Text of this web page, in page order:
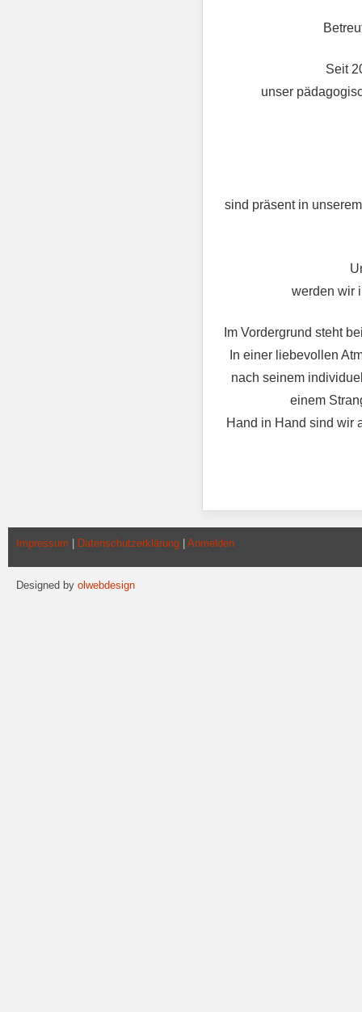
Seit
unser
sind präsent in
werden wir
Im Vordergrund steht
In einer liebevollen
nach seinem
einem
Hand in Hand sind wir
Impressum Datenschutzerklärung Anmelden
Designed by olwebdesign